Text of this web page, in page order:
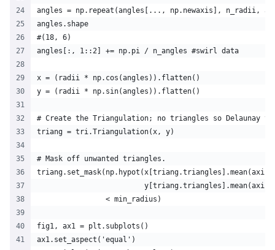
angles = np.repeat(angles[..., np.newaxis], n_radii,
angles.shape
#(18, 6)
angles[:, 1::2] += np.pi / n_angles #swirl data
x = (radii * np.cos(angles)).flatten()
y = (radii * np.sin(angles)).flatten()
# Create the Triangulation; no triangles so Delaunay
triang = tri.Triangulation(x, y)
# Mask off unwanted triangles.
                < min_radius)
fig1, ax1 = plt.subplots()
ax1.set_aspect('equal')